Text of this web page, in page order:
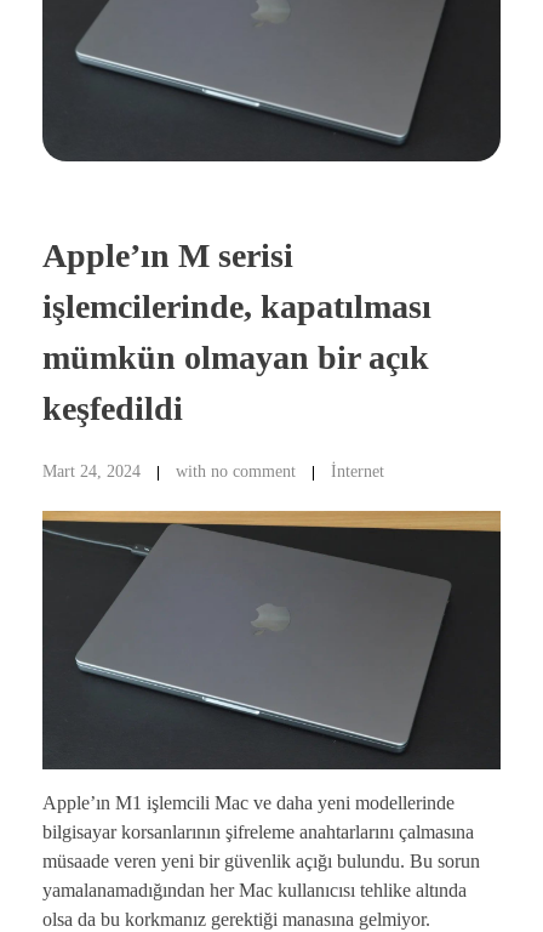
Apple’ın M serisi
işlemcilerinde, kapatılması
mümkün olmayan bir açık
keşfedildi
Mart 24, 2024 with no comment İnternet
Apple’ın M1 işlemcili Mac ve daha yeni modellerinde
bilgisayar korsanlarının şifreleme anahtarlarını çalmasına
müsaade veren yeni bir güvenlik açığı bulundu. Bu sorun
yamalanamadığından her Mac kullanıcısı tehlike altında
olsa da bu korkmanız gerektiği manasına gelmiyor.